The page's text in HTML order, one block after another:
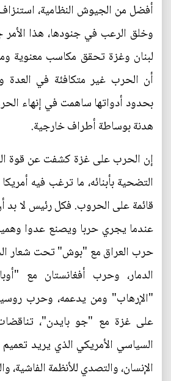
أفضل من الجيوش النظامية،
وخلق الرعب في جنودها، هذا
لبنان وغزة تحقق مكاسب معنوية
أن الحرب غير متكافئة في العدة
بحدود أدواتها ساهمت في إنهاء
هدنة بوساطة أطراف خارجية.
إن الحرب على غزة كشفت عن قوة
التضحية بأبنائه، ما ترغب فيه
قائمة على الحروب. فكل رئيس لا بد
عندما يجري حربا ويصنع عدوا
حرب العراق مع "بوش" تحت شعار
الدمار، وحرب أفغانستان مع
"الإرهاب" ومن يدعمه، وحرب
على غزة مع "جو بايدن"،
السياسي الأمريكي الذي يريد
الإنسان، والتصدي للأنظمة